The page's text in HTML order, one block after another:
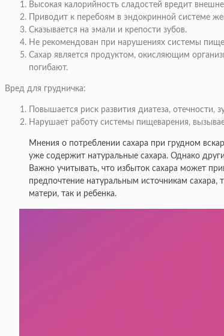
Высокая калорийность сладостей вредит
Приводит к перебоям в эндокринной системе
Сказывается на эмали и крепости зубов.
Не рекомендован при нарушениях системы
Сахар является продуктом, окисляющим
погибают.
Вред для грудничка:
Повышается риск развития диатеза, отечности,
Нарушает работу системы пищеварения,
Мнения о потреблении сахара при грудном
уже содержит натуральные сахара. Однако
Важно учитывать, что избыток сахара может
предпочтение натуральным источникам
матери, так и ребенка.